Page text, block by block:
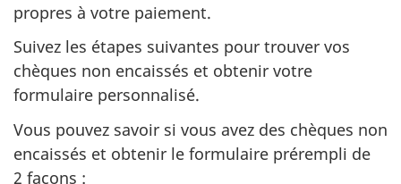
propres à votre paiement.
Suivez les étapes suivantes pour trouver vos
chèques non encaissés et obtenir votre
formulaire personnalisé.
Vous pouvez savoir si vous avez des chèques non
encaissés et obtenir le formulaire prérempli de
2 façons :